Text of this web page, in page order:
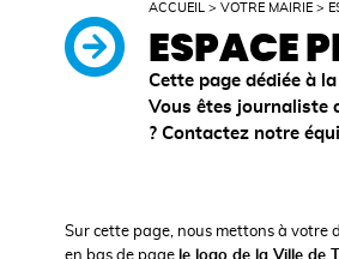
ACCUEIL >VOTRE MAIRIE >
ESPACE
Cette page dédiée à
Vous êtes journaliste
? Contactez notre
Sur cette page, nous mettons à votre
en bas de page le logo de la Ville de